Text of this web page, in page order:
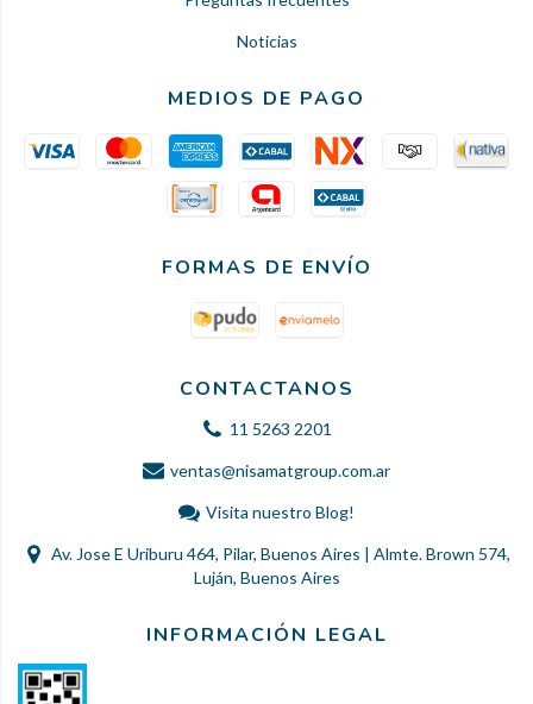
Noticias
MEDIOS DE PAGO
FORMAS DE ENVÍO
CONTACTANOS
11 5263 2201
ventas@nisamatgroup.com.ar
Visita nuestro Blog!
Av. Jose E Uriburu 464, Pilar, Buenos Aires | Almte. Brown 574,
Luján, Buenos Aires
INFORMACIÓN LEGAL